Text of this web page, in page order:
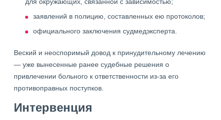
для окружающих, связанной с зависимостью;
заявлений в полицию, составленных ею протоколов;
официального заключения судмедэксперта.
Веский и неоспоримый довод к принудительному лечению
— уже вынесенные ранее судебные решения о
привлечении больного к ответственности из-за его
противоправных поступков.
Интервенция